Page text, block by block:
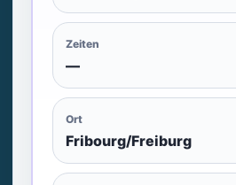
Zeiten
—
Ort
Fribourg/Freiburg